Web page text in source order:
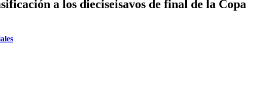
a los dieciseisavos de final de la Copa